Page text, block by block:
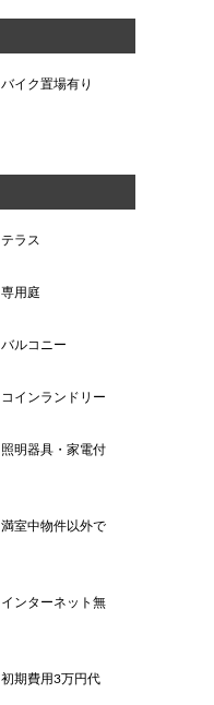
バイク置場有り
テラス
専用庭
バルコニー
コインランドリー
照明器具・家電付
満室中物件以外で
インターネット無
初期費用3万円代